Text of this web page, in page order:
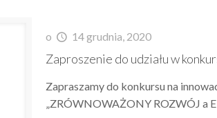
o 14 grudnia, 2020
Zaproszenie do udziału w
Zapraszamy do konkursu na
„ZRÓWNOWAŻONY ROZWÓJ a